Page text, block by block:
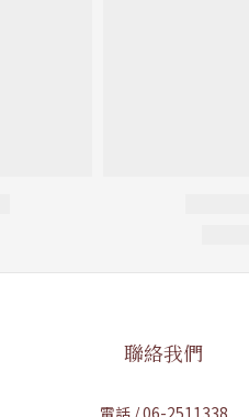
聯絡我們